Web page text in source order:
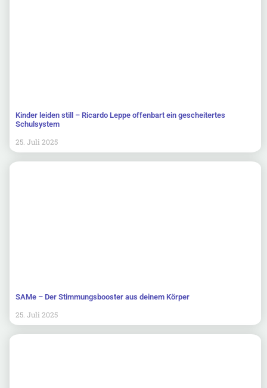
Kinder leiden still – Ricardo Leppe offenbart ein gescheitertes
Schulsystem
25. Juli 2025
SAMe – Der Stimmungsbooster aus deinem Körper
25. Juli 2025